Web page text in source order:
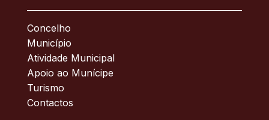
Concelho
Município
Atividade Municipal
Apoio ao Munícipe
Turismo
Contactos